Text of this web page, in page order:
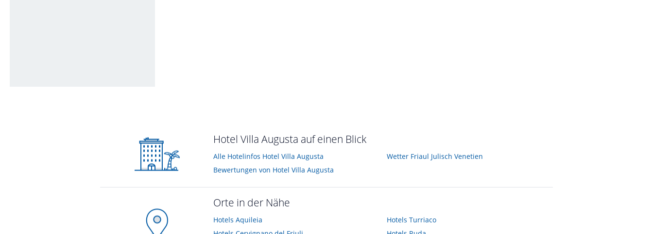
Hotel Villa Augusta auf einen Blick
Alle Hotelinfos Hotel Villa Augusta
Bewertungen von Hotel Villa Augusta
Wetter Friaul Julisch Venetien
Orte in der Nähe
Hotels Aquileia
Hotels Turriaco